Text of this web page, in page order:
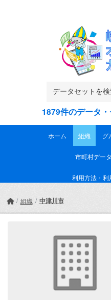
1879件のデータ
ホーム 組織 グ
市町村データ
利用方法・利
組織 中津川市